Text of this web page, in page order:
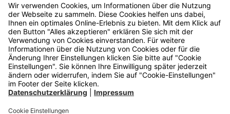
Wüstenrot
W&W Gruppe
OLB Bank
Makler
Impressum
Datenschutz
Rechtliche Hinweise